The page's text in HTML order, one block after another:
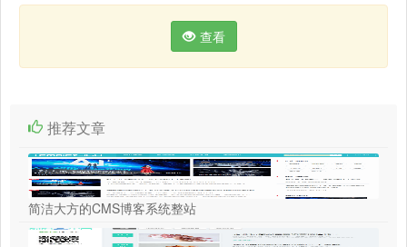
查看
推荐文章
简洁大方的CMS博客系统整站